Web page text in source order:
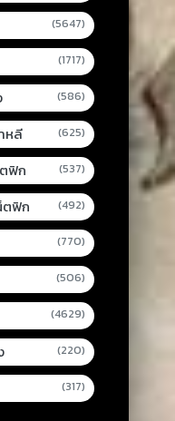
(5647)
(1717)
(586)
หลี (625)
ฟิก (537)
ตฟิก (492)
(770)
(506)
(4629)
(220)
(317)